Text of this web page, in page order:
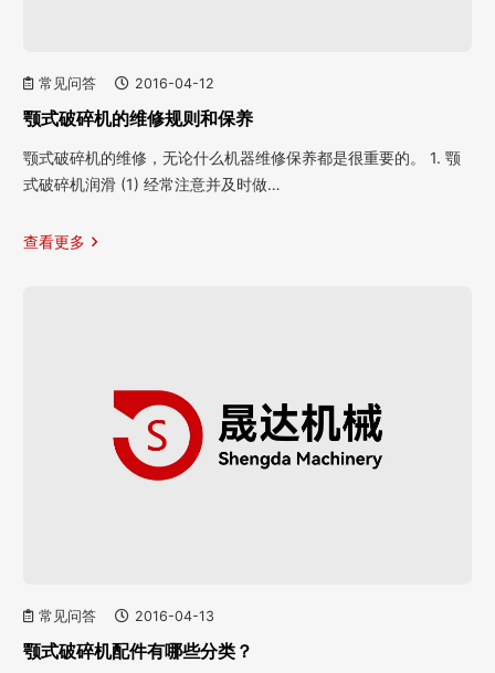
常见问答 2016-04-12
颚式破碎机的维修规则和保养
颚式破碎机的维修，无论什么机器维修保养都是很重要的。 1. 颚
式破碎机润滑 (1) 经常注意并及时做…
查看更多
常见问答 2016-04-13
颚式破碎机配件有哪些分类？